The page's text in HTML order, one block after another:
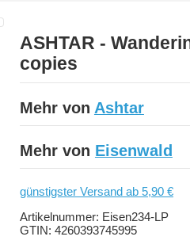
ASHTAR -
copies
Mehr von Ashtar
Mehr von Eisenwald
günstigster Versand ab 5,90 €
Artikelnummer: Eisen234-LP
GTIN: 4260393745995